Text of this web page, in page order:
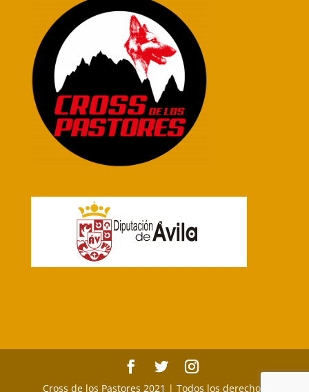
Cross de los Pastores 2021 | Todos los derechos